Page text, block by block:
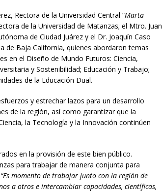
Rectora de la Universidad Central “Marta
de la Universidad de Matanzas; el Mtro. Juan
de Ciudad Juárez y el Dr. Joaquín Caso
de Baja California, quienes abordaron temas
en el Diseño de Mundo Futuros: Ciencia,
y Sostenibilidad; Educación y Trabajo;
de la Educación Dual.
y estrechar lazos para un desarrollo
de la región, así como garantizar que la
la Tecnología y la Innovación continúen
en la provisión de este bien público.
para trabajar de manera conjunta para
“Es momento de trabajar junto con la región de
a otros e intercambiar capacidades, científicas,